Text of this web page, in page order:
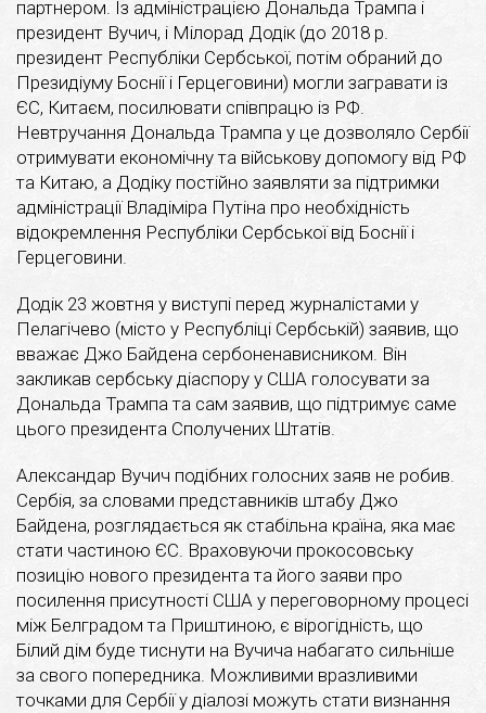
партнером. Із адміністрацією Дональда Трампа і
президент Вучич, і Мілорад Додік (до 2018 р.
президент Республіки Сербської, потім обраний до
Президіуму Боснії і Герцеговини) могли загравати із
ЄС, Китаєм, посилювати співпрацю із РФ.
Невтручання Дональда Трампа у це дозволяло Сербії
отримувати економічну та військову допомогу від РФ
та Китаю, а Додіку постійно заявляти за підтримки
адміністрації Владіміра Путіна про необхідність
відокремлення Республіки Сербської від Боснії і
Герцеговини.
Додік 23 жовтня у виступі перед журналістами у
Пелагічево (місто у Республіці Сербській) заявив, що
вважає Джо Байдена сербоненависником. Він
закликав сербську діаспору у США голосувати за
Дональда Трампа та сам заявив, що підтримує саме
цього президента Сполучених Штатів.
Александар Вучич подібних голосних заяв не робив.
Сербія, за словами представників штабу Джо
Байдена, розглядається як стабільна країна, яка має
стати частиною ЄС. Враховуючи прокосовську
позицію нового президента та його заяви про
посилення присутності США у переговорному процесі
між Белградом та Приштиною, є вірогідність, що
Білий дім буде тиснути на Вучича набагато сильніше
за свого попередника. Можливими вразливими
точками для Сербії у діалозі можуть стати визнання